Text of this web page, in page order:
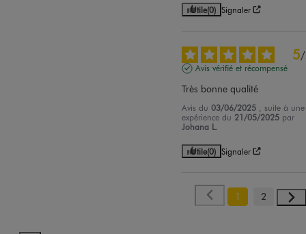
Utile(0) Signaler
5/
Avis vérifié et récompensé
Très bonne qualité
Avis du03/06/2025
, suite à une
expérience du 21/05/2025 par
Johana L.
Utile(0) Signaler
1 2